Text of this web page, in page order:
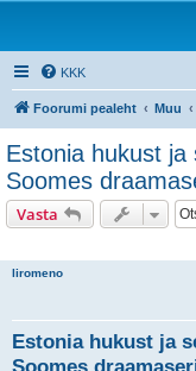
KKK
Foorumi pealeht Muu
Estonia hukust
Soomes
Vasta
liromeno
Estonia hukust ja